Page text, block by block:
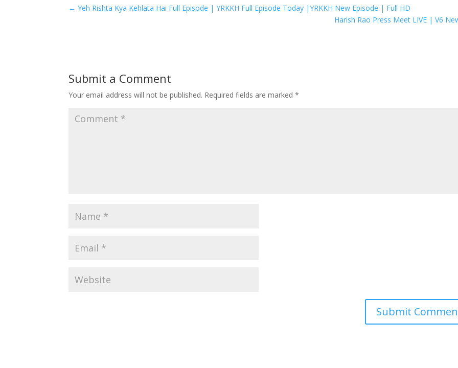
← Yeh Rishta Kya Kehlata Hai Full Episode | YRKKH Full Episode Today |YRKKH New Episode | Full HD
Harish Rao Press Meet LIVE | V6
Submit a Comment
Your email address will not be published. Required fields are marked*